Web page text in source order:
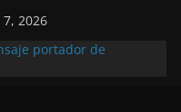
2026
portador de